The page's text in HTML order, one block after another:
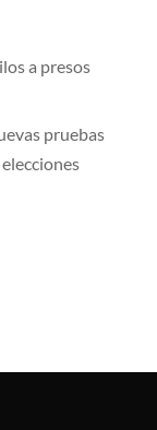
a presos
pruebas